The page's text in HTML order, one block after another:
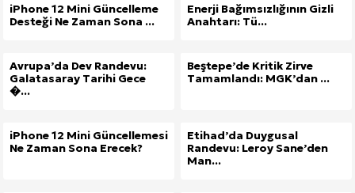
iPhone 12 Mini Güncelleme
Desteği Ne Zaman Sona ...
Enerji Bağımsızlığının Gizli
Anahtarı: Tü...
Avrupa’da Dev Randevu:
Galatasaray Tarihi Gece
�...
Beştepe’de Kritik Zirve
Tamamlandı: MGK’dan ...
iPhone 12 Mini Güncellemesi
Ne Zaman Sona Erecek?
Etihad’da Duygusal
Randevu: Leroy Sane’den
Man...